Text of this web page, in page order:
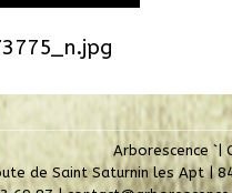
Arborescence `|
de Saint Saturnin les Apt |